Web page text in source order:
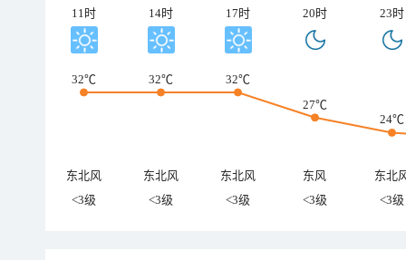
11时 14时 17时 20时 23时
32℃ 32℃
32℃
27℃
24℃
东北风 东北风 东北风 东风
东北
<3级
<3级 <3级 <3级 <3级